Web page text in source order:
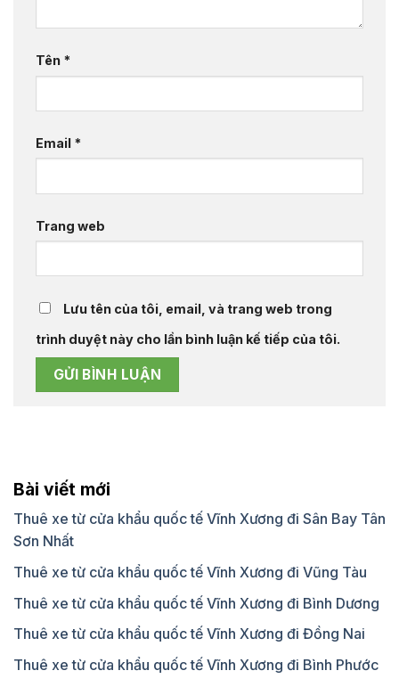
Tên *
Email *
Trang web
Lưu tên của tôi, email, và trang web trong
trình duyệt này cho lần bình luận kế tiếp của tôi.
Bài viết mới
Thuê xe từ cửa khẩu quốc tế Vĩnh Xương đi Sân Bay Tân
Sơn Nhất
Thuê xe từ cửa khẩu quốc tế Vĩnh Xương đi Vũng Tàu
Thuê xe từ cửa khẩu quốc tế Vĩnh Xương đi Bình Dương
Thuê xe từ cửa khẩu quốc tế Vĩnh Xương đi Đồng Nai
Thuê xe từ cửa khẩu quốc tế Vĩnh Xương đi Bình Phước